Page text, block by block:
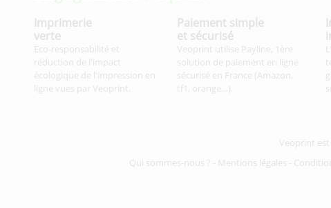
Imprimerie
verte
Eco-responsabilité et
réduction de l'impact
écologique de l'impression en
ligne vues par Veoprint.
Paiement simple
et sécurisé
Veoprint utilise Payline, 1ère
solution de paiement en ligne
sécurisé en France (Amazon,
tf1, orange…).
Veoprint
Qui sommes-nous ? - Mentions légales -